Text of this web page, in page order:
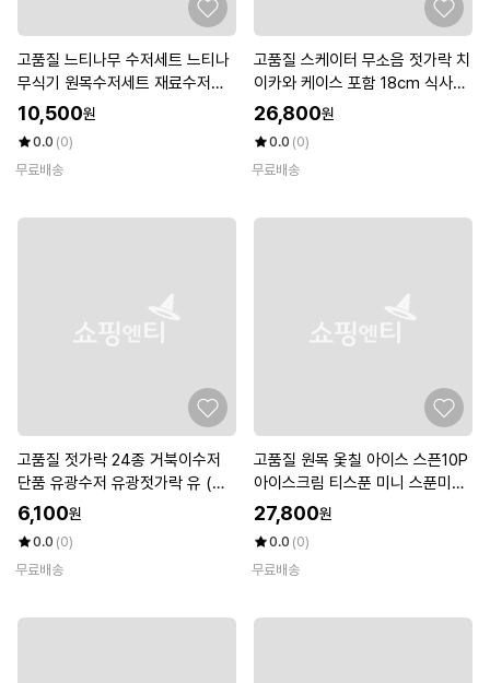
고품질 느티나무 수저세트 느티나
무식기 원목수저세트 재료수저
(WFKHKME)
10,500원
0.0 (0)
무료배송
고품질 스케이터 무소음 젓가락 치
이카와 케이스 포함 18cm 식사용
(WFKL289)
26,800원
0.0 (0)
무료배송
고품질 젓가락 24종 거북이수저
단품 유광수저 유광젓가락 유 (WF
KB6KW)
6,100원
0.0 (0)
무료배송
고품질 원목 옻칠 아이스 스픈10P
아이스크림 티스푼 미니 스푼미니
(W4A2291)
27,800원
0.0 (0)
무료배송